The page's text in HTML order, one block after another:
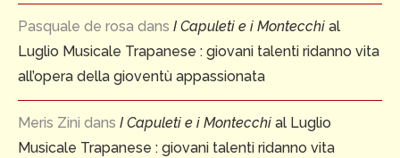
Pasquale de rosa dans I Capuleti e i Montecchi al
Luglio Musicale Trapanese : giovani talenti ridanno vita
all’opera della gioventù appassionata
Meris Zini dans I Capuleti e i Montecchi al Luglio
Musicale Trapanese : giovani talenti ridanno vita